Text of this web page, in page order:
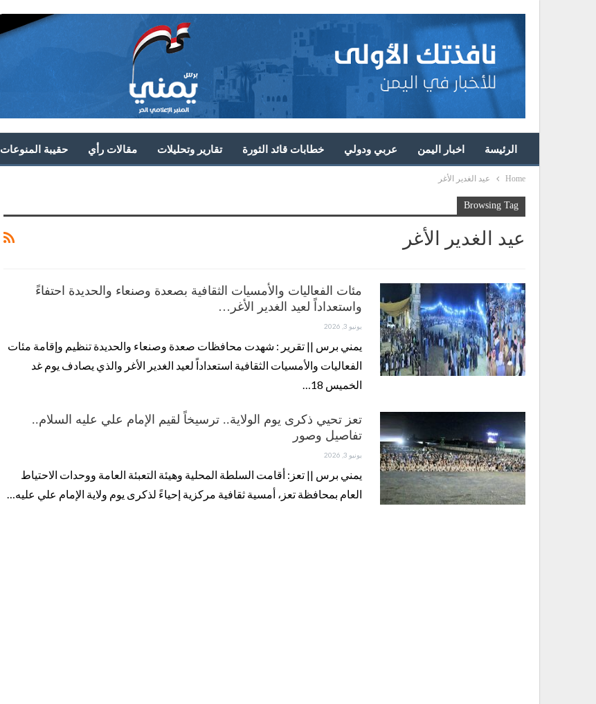
الرئيسة اخبار اليمن عربي ودولي خطابات قائد الثورة تقارير وتحليلات مقالات رأي حقيبة المنوعات
Home عيد الغدير الأغر
Browsing Tag
عيد الغدير الأغر
مئات الفعاليات والأمسيات الثقافية بصعدة وصنعاء والحديدة احتفاءً
واستعداداً لعيد الغدير الأغر…
يونيو 3, 2026
يمني برس || تقرير : شهدت محافظات صعدة وصنعاء والحديدة تنظيم وإقامة مئات
الفعاليات والأمسيات الثقافية استعداداً لعيد الغدير الأغر والذي يصادف يوم غد
الخميس 18…
تعز تحيي ذكرى يوم الولاية.. ترسيخاً لقيم الإمام علي عليه السلام..
تفاصيل وصور
يونيو 3, 2026
يمني برس || تعز: أقامت السلطة المحلية وهيئة التعبئة العامة ووحدات الاحتياط
العام بمحافظة تعز، أمسية ثقافية مركزية إحياءً لذكرى يوم ولاية الإمام علي عليه…